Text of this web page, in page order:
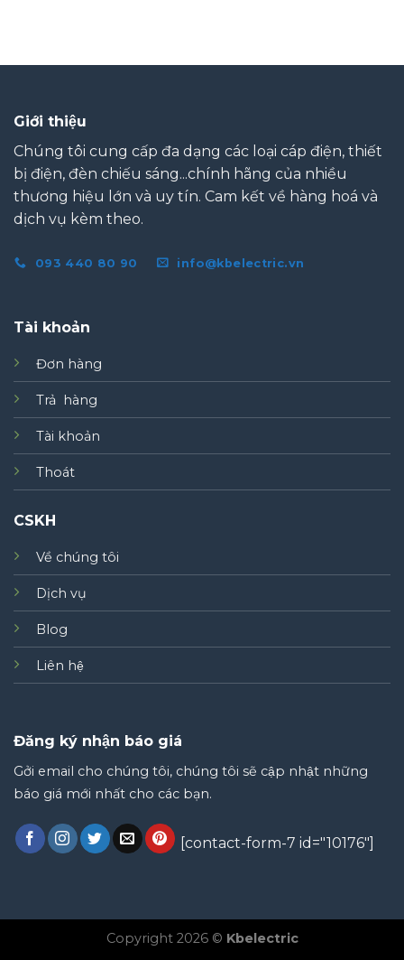
Giới thiệu
Chúng tôi cung cấp đa dạng các loại cáp điện, thiết
bị điện, đèn chiếu sáng...chính hãng của nhiều
thương hiệu lớn và uy tín. Cam kết về hàng hoá và
dịch vụ kèm theo.
093 440 80 90 info@kbelectric.vn
Tài khoản
Đơn hàng
Trả hàng
Tài khoản
Thoát
CSKH
Về chúng tôi
Dịch vụ
Blog
Liên hệ
Đăng ký nhận báo giá
Gởi email cho chúng tôi, chúng tôi sẽ cập nhật những
báo giá mới nhất cho các bạn.
[contact-form-7 id="10176"]
Copyright 2026 © Kbelectric